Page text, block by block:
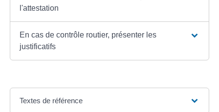
l'attestation
En cas de contrôle routier, présenter les
justificatifs
Textes de référence